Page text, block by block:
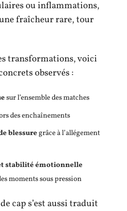
ou inflammations,
fraîcheur rare, tour
transformations, voici
observés :
sur l’ensemble des matches
des enchaînements
blessuregrâce à l’allégement
stabilité émotionnelle
moments sous pression
cap s’est aussi traduit